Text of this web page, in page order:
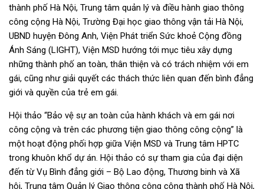
thành phố Hà Nội, Trung tâm quản lý và điều hành giao thông
công cộng Hà Nội, Trường Đại học giao thông vận tải Hà Nội,
UBND huyện Đông Anh, Viện Phát triển Sức khoẻ Cộng đồng
Ánh Sáng (LIGHT), Viện MSD hướng tới mục tiêu xây dựng
những thành phố an toàn, thân thiện và có trách nhiệm với em
gái, cũng như giải quyết các thách thức liên quan đến bình đẳng
giới và quyền của trẻ em gái.
Hội thảo “Bảo vệ sự an toàn của hành khách và em gái nơi
công cộng và trên các phương tiện giao thông công cộng” là
một hoạt động phối hợp giữa Viện MSD và Trung tâm HPTC
trong khuôn khổ dự án. Hội thảo có sự tham gia của đại diện
đến từ Vụ Bình đẳng giới – Bộ Lao động, Thương binh và Xã
hội, Trung tâm Quản lý Giao thông công cộng thành phố Hà Nội,